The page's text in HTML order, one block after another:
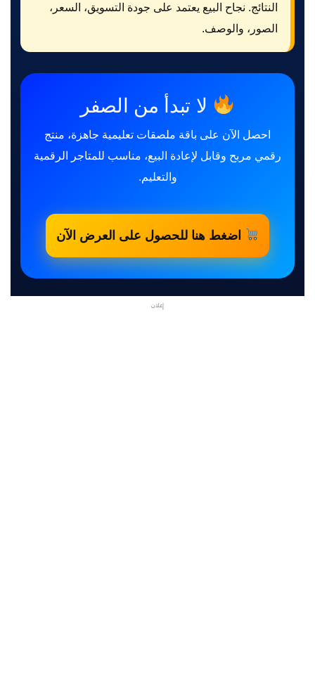
النتائج. نجاح البيع يعتمد على جودة التسويق، السعر،
الصور، والوصف.
لا تبدأ من الصفر
احصل الآن على باقة ملصقات تعليمية جاهزة، منتج
رقمي مربح وقابل لإعادة البيع، مناسب للمتاجر الرقمية
والتعليم.
اضغط هنا للحصول على العرض الآن
إعلان